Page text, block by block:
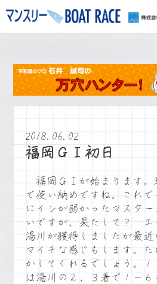
2018.06.02
福岡ＧⅠ初日
福岡ＧⅠが始まります。
で使い納めですね。これ
にインが弱かったマスター
いですが、果たして？ エ
湯川が獲得しましたが最近
マイチな感じもします。た
かしてくれるでしょう。
は湯川の２、３着で１ー６